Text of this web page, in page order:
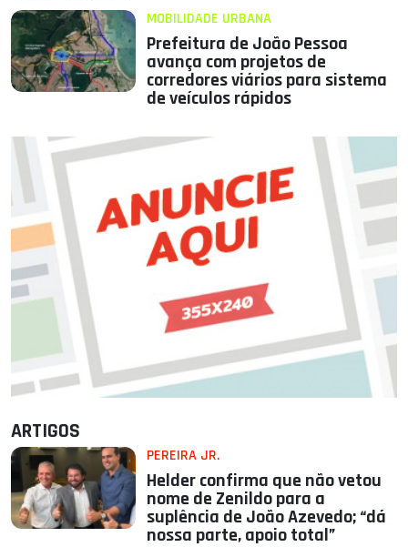
MOBILIDADE URBANA
Prefeitura de João Pessoa
avança com projetos de
corredores viários para sistema
de veículos rápidos
ARTIGOS
PEREIRA JR.
Helder confirma que não vetou
nome de Zenildo para a
suplência de João Azevedo; “dá
nossa parte, apoio total”